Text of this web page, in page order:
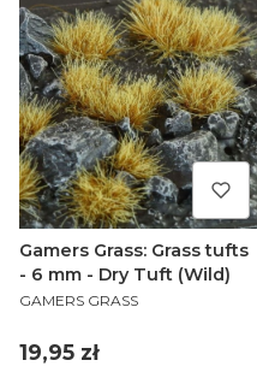
Gamers Grass: Grass tufts
- 6 mm - Dry Tuft (Wild)
PRODUCENT
GAMERS GRASS
Cena
19,95 zł